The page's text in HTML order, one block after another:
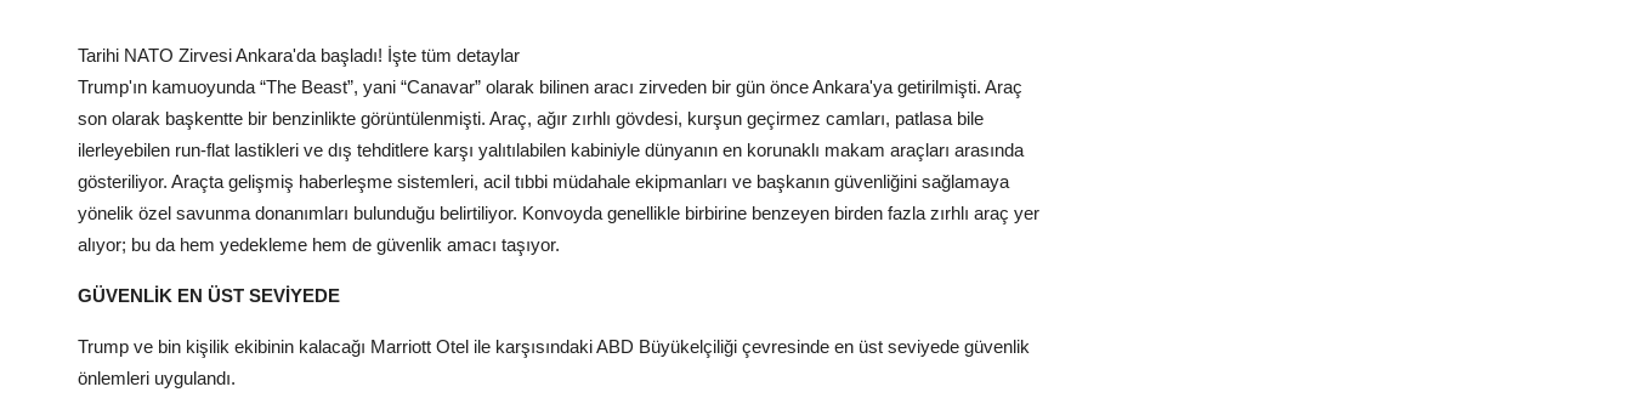
Tarihi NATO Zirvesi Ankara'da başladı! İşte tüm detaylar
Trump'ın kamuoyunda “The Beast”, yani “Canavar” olarak bilinen aracı zirveden bir gün önce Ankara'ya getirilmişti. Araç
son olarak başkentte bir benzinlikte görüntülenmişti. Araç, ağır zırhlı gövdesi, kurşun geçirmez camları, patlasa bile
ilerleyebilen run-flat lastikleri ve dış tehditlere karşı yalıtılabilen kabiniyle dünyanın en korunaklı makam araçları arasında
gösteriliyor. Araçta gelişmiş haberleşme sistemleri, acil tıbbi müdahale ekipmanları ve başkanın güvenliğini sağlamaya
yönelik özel savunma donanımları bulunduğu belirtiliyor. Konvoyda genellikle birbirine benzeyen birden fazla zırhlı araç yer
alıyor; bu da hem yedekleme hem de güvenlik amacı taşıyor.
GÜVENLİK EN ÜST SEVİYEDE
Trump ve bin kişilik ekibinin kalacağı Marriott Otel ile karşısındaki ABD Büyükelçiliği çevresinde en üst seviyede güvenlik
önlemleri uygulandı.